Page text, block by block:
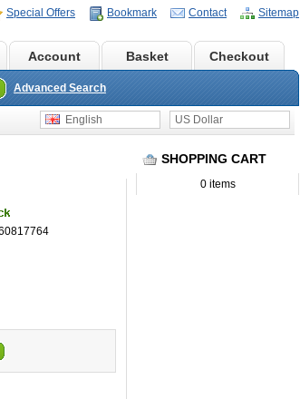
Special Offers Bookmark Contact Sitemap
Account Basket Checkout
Advanced Search
US Dollar
English
SHOPPING CART
0 items